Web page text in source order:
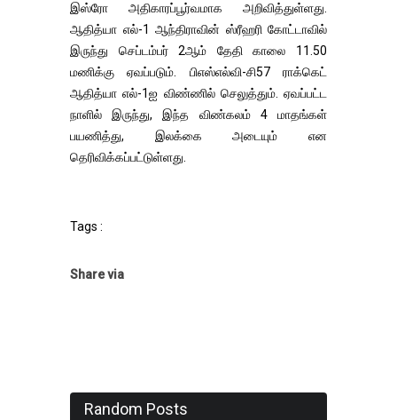
இஸ்ரோ அதிகாரப்பூர்வமாக அறிவித்துள்ளது.
ஆதித்யா எல்-1 ஆந்திராவின் ஸ்ரீஹரி கோட்டாவில்
இருந்து செப்டம்பர் 2ஆம் தேதி காலை 11.50
மணிக்கு ஏவப்படும். பிஎஸ்எல்வி-சி57 ராக்கெட்
ஆதித்யா எல்-1ஐ விண்ணில் செலுத்தும். ஏவப்பட்ட
நாளில் இருந்து, இந்த விண்கலம் 4 மாதங்கள்
பயணித்து, இலக்கை அடையும் என
தெரிவிக்கப்பட்டுள்ளது.
Tags :
Share via
Random Posts